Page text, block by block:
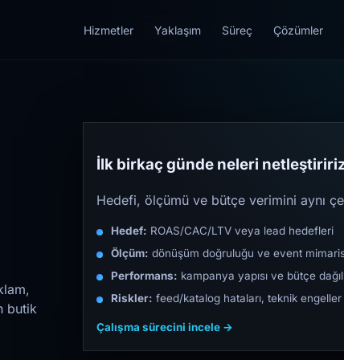
Hizmetler Yaklaşım Süreç Çözümler
butik
İlk birkaç günde neleri
Hedefi, ölçümü ve bütçe verimini aynı
Hedef: ROAS/CAC/LTV veya lead hedefleri
Ölçüm: dönüşüm doğruluğu ve event
Performans: kampanya yapısı ve bütçe
Riskler: feed/katalog hataları, teknik engeller
Çalışma sürecini incele →